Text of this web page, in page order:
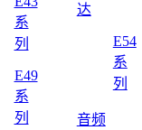
系
列
E49
系
列
达
E54
系
列
音频